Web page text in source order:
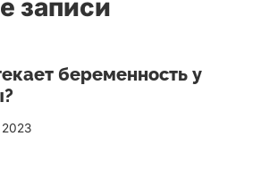
записи
беременность у
2023